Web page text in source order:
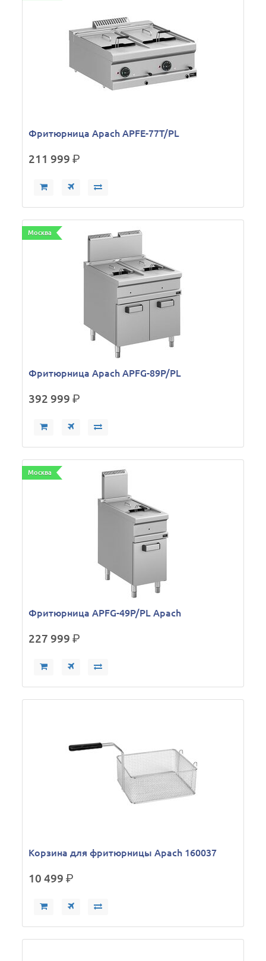
Фритюрница Apach APFE-77T/PL
211 999р.
Москва
Фритюрница Apach APFG-89P/PL
392 999р.
Москва
Фритюрница APFG-49P/PL Apach
227 999р.
Корзина для фритюрницы Apach 160037
10 499р.